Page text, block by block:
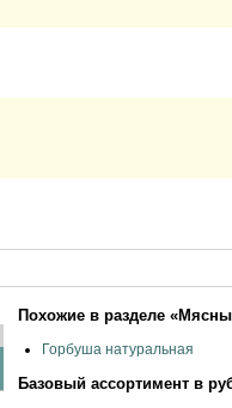
Похожие в разделе
Горбуша натуральная
Базовый ассортимент в